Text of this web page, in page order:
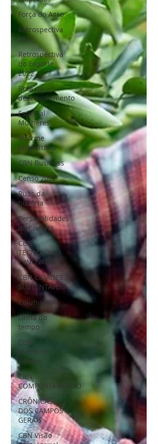
Força do Agro
Retrospectiva
2022
Retrospectiva
do Esporte
2022
Rota do
desenvolvimento
Especial
Mulheres
Informe
publicitário
CBN Business
Censo 2022
Ruas da
história
Personalidades
da história
CBN
TECNOLOGIA
E INOVAÇÃO
CBN CIDADES
SUSTENTÁVEIS
Colunistas
Linha do
tempo
CBN
Momento
Fitness
CBN
COMPORTAMENTO
CRÔNICAS
DOS CAMPOS
GERAIS
CBN Visão